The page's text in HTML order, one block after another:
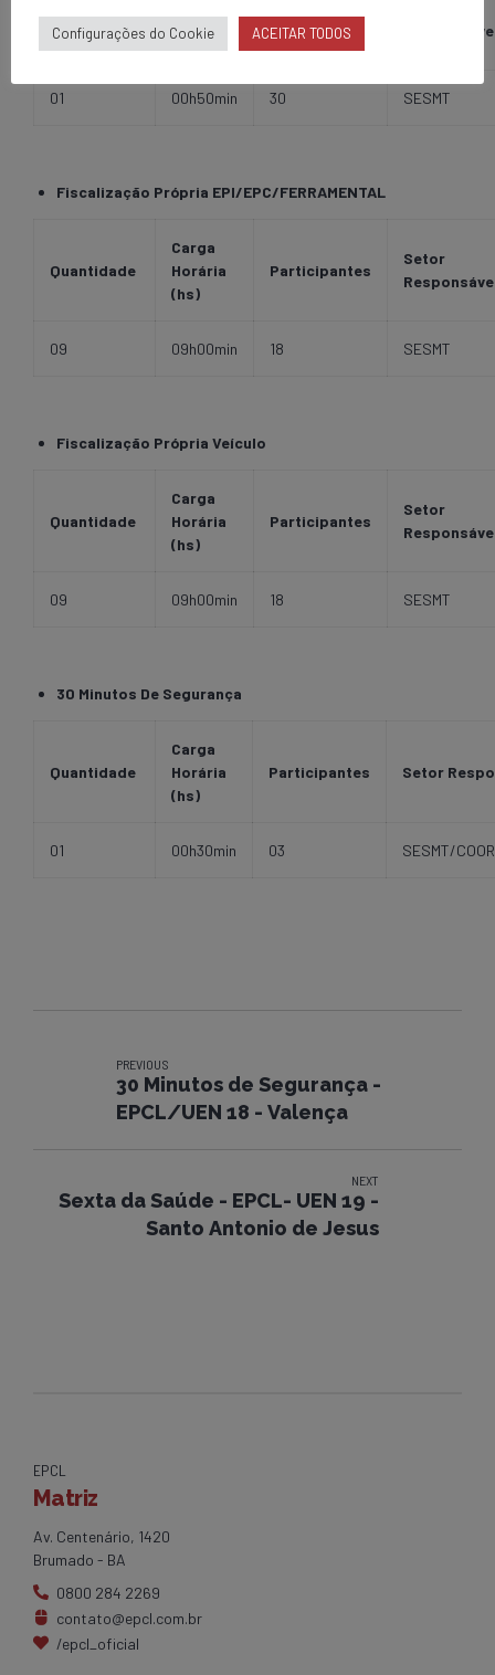
Quantidade
Horária
(hs)
Participantes
01 00h50min 30 SESMT
Fiscalização Própria EPI/EPC/FERRAMENTAL
Quantidade
Carga
Horária
(hs)
Participantes
Setor
09 09h00min 18 SESMT
Fiscalização Própria Veículo
Quantidade
Carga
Horária
(hs)
Participantes
Setor
09 09h00min 18 SESMT
30 Minutos De Segurança
Quantidade
Carga
Horária
(hs)
Participantes Setor
01 00h30min 03 SESMT/
PREVIOUS
30 Minutos de Segurança -
EPCL/UEN 18 - Valença
NEXT
Sexta da Saúde - EPCL- UEN 19 -
Santo Antonio de Jesus
EPCL
Matriz
Av. Centenário, 1420
Brumado - BA
0800 284 2269
contato@epcl.com.br
/epcl_oficial
Configurações do Cookie ACEITAR TODOS